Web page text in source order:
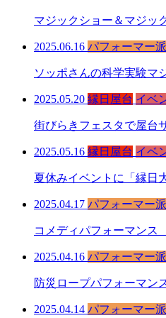
マジックショー＆マジッ
2025.06.16 パフォーマー
ソッポさんの科学実験マ
2025.05.20 縁日屋台 イベ
街びらきフェスタで屋台
2025.05.16 縁日屋台 イベ
夏休みイベントに「縁日
2025.04.17 パフォーマー
コメディパフォーマン
2025.04.16 パフォーマー
防災ロープパフォーマン
2025.04.14 パフォーマー